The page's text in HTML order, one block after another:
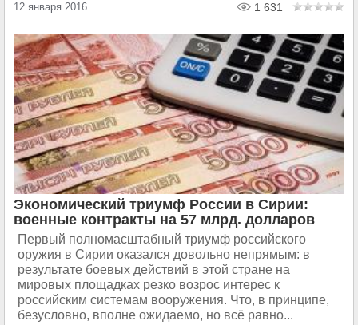
12 января 2016 1 631
Экономический триумф России в Сирии:
военные контракты на 57 млрд. долларов
Первый полномасштабный триумф российского
оружия в Сирии оказался довольно непрямым: в
результате боевых действий в этой стране на
мировых площадках резко возрос интерес к
российским системам вооружения. Что, в принципе,
безусловно, вполне ожидаемо, но всё равно...